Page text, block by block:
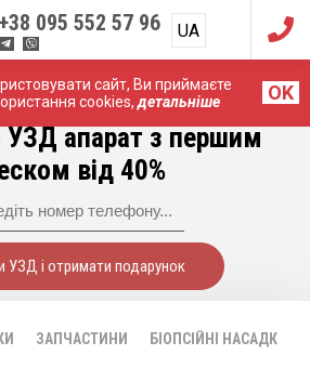
сайт, Ви приймаєте
cookies,детальніше OK
+38 095 552 57 96 UA
RU
Canon
УЗД апарат з першим
від 40%
УЗД і отримати подарунок
ЗАПЧАСТИНИ БІОПСІЙНІ НАСАДКИ